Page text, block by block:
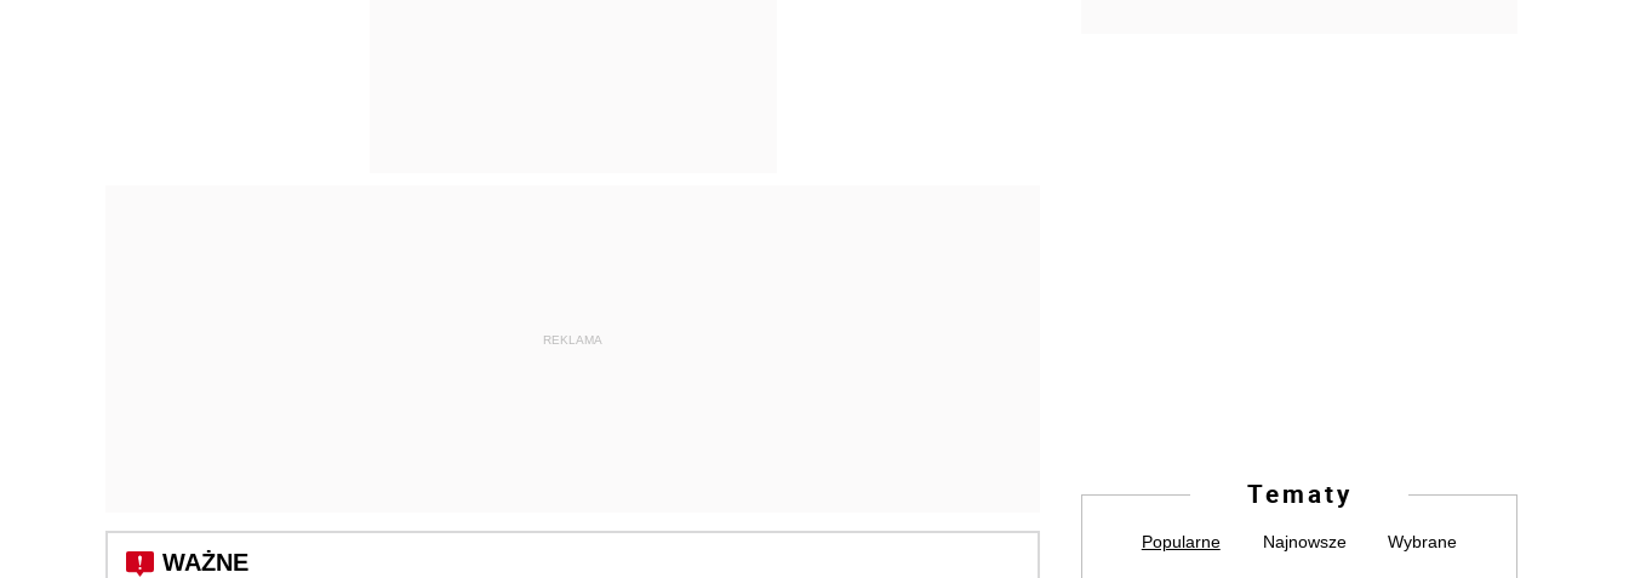
REKLAMA
Tematy
Popularne Najnowsze Wybrane